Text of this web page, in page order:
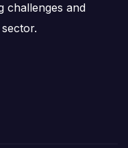
challenges and